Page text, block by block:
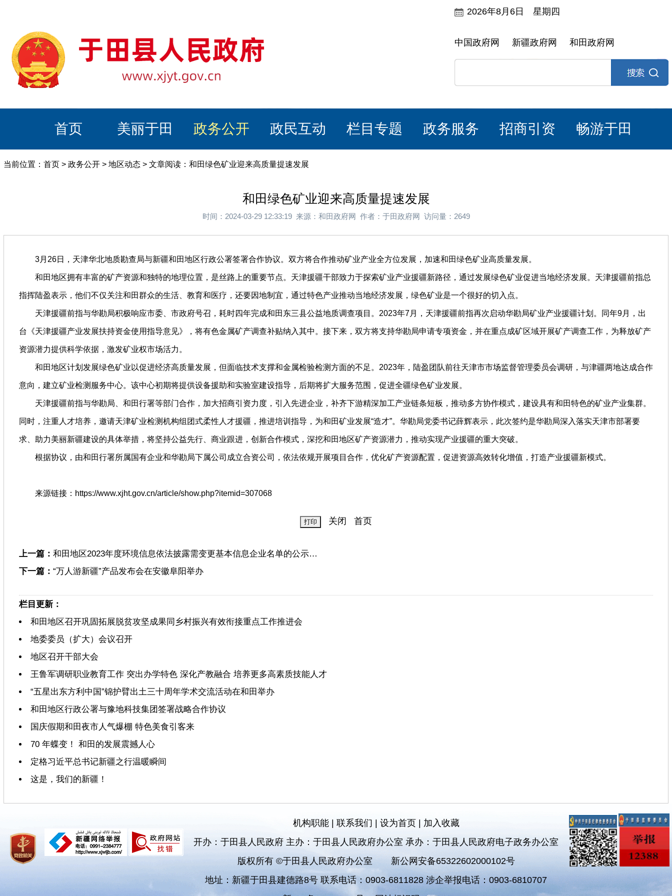
2026年8月6日 星期四
中国政府网 新疆政府网 和田政府网
首页 美丽于田 政务公开 政民互动 栏目专题 政务服务 招商引资 畅游于田
当前位置： 首页 > 政务公开 > 地区动态 > 文章阅读：和田绿色矿业迎来高质量提速发展
和田绿色矿业迎来高质量提速发展
时间：2024-03-29 12:33:19 来源：和田政府网 作者：于田政府网 访问量：2649
3月26日，天津华北地质勘查局与新疆和田地区行政公署签署合作协议。双方将合作推动矿业产业全方位发展，加速和田绿色矿业高质量发展。
和田地区拥有丰富的矿产资源和独特的地理位置，是丝路上的重要节点。天津援疆干部致力于探索矿业产业援疆新路径，通过发展绿色矿业促进当地经济发展。天津援疆前指总
指挥陆盈表示，他们不仅关注和田群众的生活、教育和医疗，还要因地制宜，通过特色产业推动当地经济发展，绿色矿业是一个很好的切入点。
天津援疆前指与华勘局积极响应市委、市政府号召，耗时四年完成和田东三县公益地质调查项目。2023年7月，天津援疆前指再次启动华勘局矿业产业援疆计划。同年9月，出
台《天津援疆产业发展扶持资金使用指导意见》，将有色金属矿产调查补贴纳入其中。接下来，双方将支持华勘局申请专项资金，并在重点成矿区域开展矿产调查工作，为释放矿产
资源潜力提供科学依据，激发矿业权市场活力。
和田地区计划发展绿色矿业以促进经济高质量发展，但面临技术支撑和金属检验检测方面的不足。2023年，陆盈团队前往天津市市场监督管理委员会调研，与津疆两地达成合作
意向，建立矿业检测服务中心。该中心初期将提供设备援助和实验室建设指导，后期将扩大服务范围，促进全疆绿色矿业发展。
天津援疆前指与华勘局、和田行署等部门合作，加大招商引资力度，引入先进企业，补齐下游精深加工产业链条短板，推动多方协作模式，建设具有和田特色的矿业产业集群。
同时，注重人才培养，邀请天津矿业检测机构组团式柔性人才援疆，推进培训指导，为和田矿业发展“造才”。华勘局党委书记薛辉表示，此次签约是华勘局深入落实天津市部署要
求、助力美丽新疆建设的具体举措，将坚持公益先行、商业跟进，创新合作模式，深挖和田地区矿产资源潜力，推动实现产业援疆的重大突破。
根据协议，由和田行署所属国有企业和华勘局下属公司成立合资公司，依法依规开展项目合作，优化矿产资源配置，促进资源高效转化增值，打造产业援疆新模式。
来源链接：https://www.xjht.gov.cn/article/show.php?itemid=307068
关闭 首页
上一篇： 和田地区2023年度环境信息依法披露需变更基本信息企业名单的公示…
下一篇： “万人游新疆”产品发布会在安徽阜阳举办
栏目更新：
和田地区召开巩固拓展脱贫攻坚成果同乡村振兴有效衔接重点工作推进会
地委委员（扩大）会议召开
地区召开干部大会
王鲁军调研职业教育工作 突出办学特色 深化产教融合 培养更多高素质技能人才
“五星出东方利中国”锦护臂出土三十周年学术交流活动在和田举办
和田地区行政公署与豫地科技集团签署战略合作协议
国庆假期和田夜市人气爆棚 特色美食引客来
70 年蝶变！ 和田的发展震撼人心
定格习近平总书记新疆之行温暖瞬间
这是，我们的新疆！
机构职能| 联系我们 设为首页| 加入收藏
开办：于田县人民政府 主办：于田县人民政府办公室 承办：于田县人民政府电子政务办公室
版权所有 ©于田县人民政府办公室
新公网安备65322602000102号
地址：新疆于田县建德路8号 联系电话：0903-6811828 涉企举报电话：0903-6810707